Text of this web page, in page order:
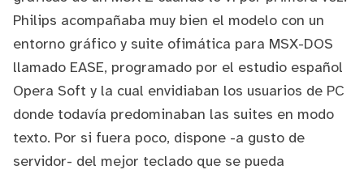
Philips acompañaba muy bien el modelo con un
entorno gráfico y suite ofimática para MSX-DOS
llamado EASE, programado por el estudio español
Opera Soft y la cual envidiaban los usuarios de PC
donde todavía predominaban las suites en modo
texto. Por si fuera poco, dispone -a gusto de
servidor- del mejor teclado que se pueda